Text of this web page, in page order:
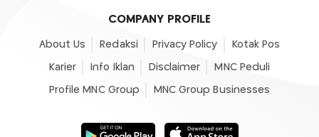
COMPANY PROFILE
About Us Redaksi Privacy Policy Kotak Pos
Karier Info Iklan Disclaimer MNC Peduli
Profile MNC Group MNC Group Businesses